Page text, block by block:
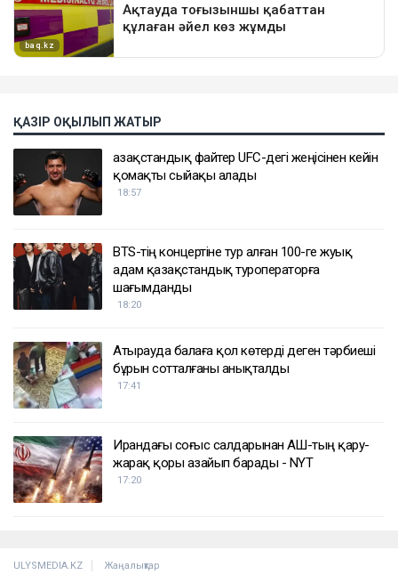
ҚАЗІР ОҚЫЛЫП ЖАТЫР
Қазақстандық файтер UFC-дегі жеңісінен кейін
қомақты сыйақы алады
18:57
BTS-тің концертіне тур алған 100-ге жуық
адам қазақстандық туроператорға
шағымданды
18:20
Атырауда балаға қол көтерді деген тәрбиеші
бұрын сотталғаны анықталды
17:41
Ирандағы соғыс салдарынан АҚШ-тың қару-
жарақ қоры азайып барады - NYT
17:20
ULYSMEDIA.KZ Жаңалықтар